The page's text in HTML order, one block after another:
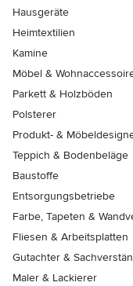
Hausgeräte
Heimtextilien
Kamine
Möbel &
Parkett & Holzböden
Polsterer
Produkt- &
Teppich & Bodenbeläge
Baustoffe
Entsorgungsbetriebe
Farbe, Tapeten &
Fliesen & Arbeitsplatten
Gutachter &
Maler & Lackierer